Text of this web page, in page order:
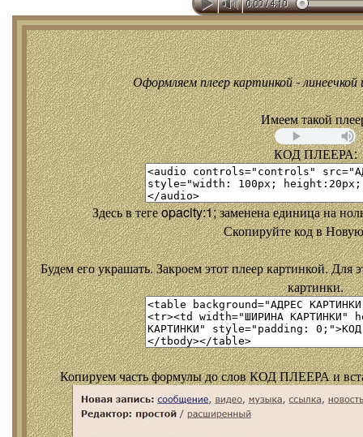
Оформляем плеер картинкой - линеечкой
Имеем такой
КОД ПЛЕЕРА:
Здесь в теге opacity:1; заменена единица на
Скопируйте код в
Будем его украшать. Закроем этот плеер картинкой. Для
картинки.
Копируем часть формулы до слов КОД ПЛЕЕРА и